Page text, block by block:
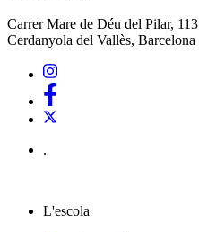
Carrer Mare de Déu del Pilar, 113
Cerdanyola del Vallès, Barcelona
.
L'escola